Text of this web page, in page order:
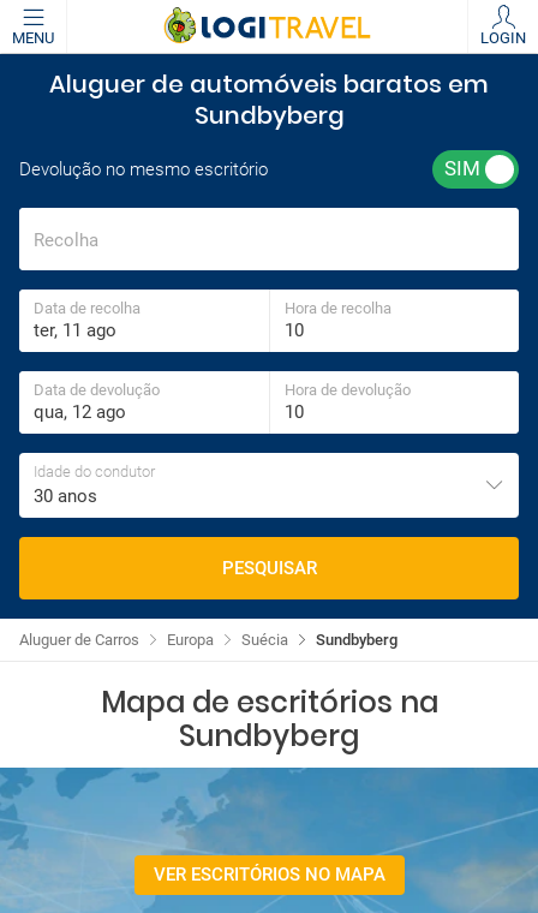
MENU LOGIN
Aluguer de automóveis baratos em
Sundbyberg
Devolução no mesmo escritório
Recolha
Data de recolha Hora de recolha
Data de devolução Hora de devolução
Idade do condutor
30 anos
PESQUISAR
Sundbyberg
Suécia
Europa
Aluguer de Carros
Mapa de escritórios na
Sundbyberg
VER ESCRITÓRIOS NO MAPA